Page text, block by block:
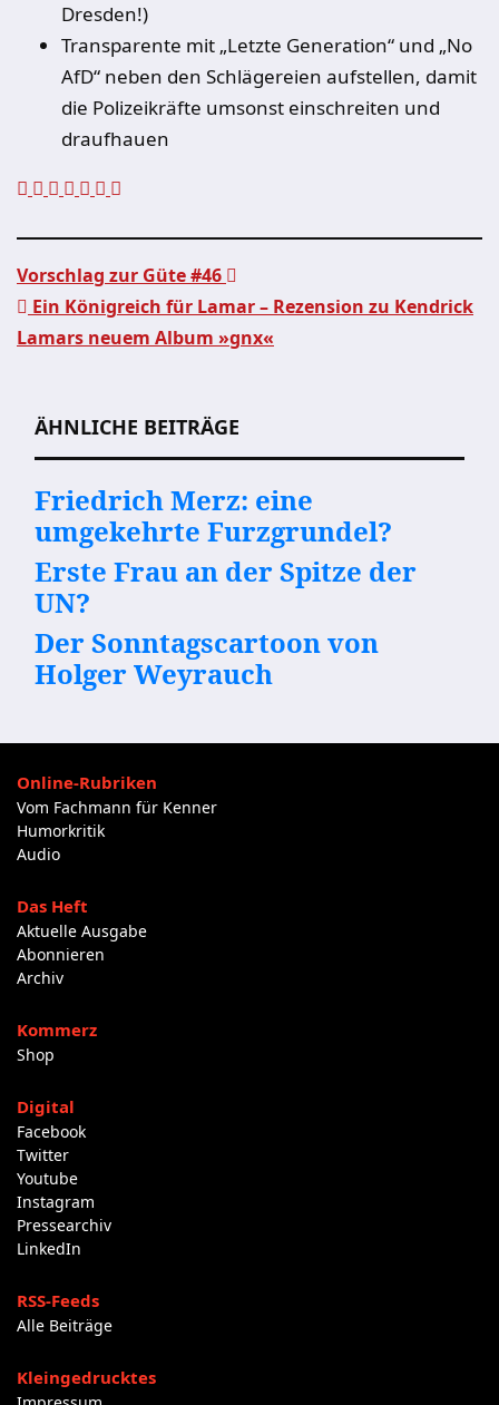
Dresden!)
Transparente mit „Letzte Generation“ und „No
AfD“ neben den Schlägereien aufstellen, damit
die Polizeikräfte umsonst einschreiten und
draufhauen
Beitragsnavigation
Vorschlag zur Güte #46
Ein Königreich für Lamar – Rezension zu Kendrick
Lamars neuem Album »gnx«
ÄHNLICHE BEITRÄGE
Friedrich Merz: eine
umgekehrte Furzgrundel?
Erste Frau an der Spitze der
UN?
Der Sonntagscartoon von
Holger Weyrauch
Online-Rubriken
Vom Fachmann für Kenner
Humorkritik
Audio
Das Heft
Aktuelle Ausgabe
Abonnieren
Archiv
Kommerz
Shop
Digital
Facebook
Twitter
Youtube
Instagram
Pressearchiv
LinkedIn
RSS-Feeds
Alle Beiträge
Kleingedrucktes